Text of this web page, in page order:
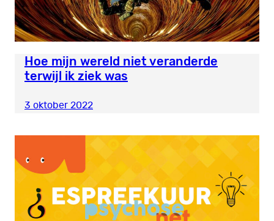
Hoe mijn wereld niet veranderde
terwijl ik ziek was
3 oktober 2022